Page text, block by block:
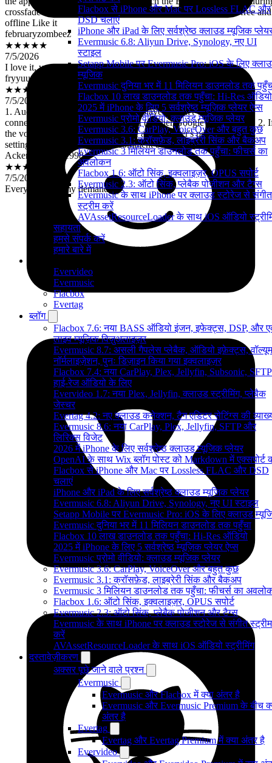
Flacbox से iPhone और Mac पर Lossless FLAC और
DSD चलाएं
iPhone और iPad के लिए सर्वश्रेष्ठ क्लाउड म्यूजिक
Evermusic 6.8: Aliyun Drive, Synology, नए UI
स्टाइल
Setapp Mobile पर Evermusic Pro: iOS के लिए
म्यूजिक
Evermusic दुनिया भर में 11 मिलियन डाउनलोड तक
Flacbox 10 लाख डाउनलोड तक पहुँचा: Hi-Res ऑडियो
2025 में iPhone के लिए 5 सर्वश्रेष्ठ म्यूज़िक प्लेयर ऐप्स
Evermusic प्रोमो वीडियो: क्लाउड म्यूजिक प्लेयर
Evermusic 3.6: CarPlay, VoiceOver और बहुत कुछ
Evermusic 3.1: क्रॉसफ़ेड, लाइब्रेरी सिंक और बैकअप
Evermusic 3 मिलियन डाउनलोड तक पहुँचा: फीचर्स का
अवलोकन
Flacbox 1.6: ऑटो सिंक, इक्वलाइज़र, OPUS सपोर्ट
Evermusic 2.3: ऑटो सिंक, प्लेबैक पोजीशन और टैग्स
Evermusic के साथ iPhone पर क्लाउड स्टोरेज से संगीत
स्ट्रीम करें
AVAssetResourceLoader के साथ iOS ऑडियो
सहायता
हमसे संपर्क करें
हमारे बारे में
Evervideo
Evermusic
Flacbox
Evertag
ब्लॉग
Flacbox 7.6: नया BASS ऑडियो इंजन, इफेक्ट्स, DSP, और
लाइव म्यूज़िक विज़ुअलाइज़र
Evermusic 8.7: असली गैपलेस प्लेबैक, ऑडियो इफ़ेक्ट्स, वॉल्यूम
नॉर्मलाइज़ेशन, पुनः डिज़ाइन किया गया इक्वलाइज़र
Flacbox 7.4: नया CarPlay, Plex, Jellyfin, Subsonic, SFTP
हाई-रेज ऑडियो के लिए
Evervideo 1.7: नया Plex, Jellyfin, क्लाउड स्ट्रीमिंग, प्लेबैक
जेस्चर
Evertag 4.2: नए क्लाउड कनेक्शन, टैग एडिटर सेटिंग्स की
Evermusic 8.6: नया CarPlay, Plex, Jellyfin, SFTP और
लिरिक्स विजेट
2026 में iPhone के लिए सर्वश्रेष्ठ क्लाउड म्यूजिक प्लेयर
OpenAI के साथ Wix ब्लॉग पोस्ट को Markdown में एक्सपोर्ट
Flacbox से iPhone और Mac पर Lossless FLAC और DSD
चलाएं
iPhone और iPad के लिए सर्वश्रेष्ठ क्लाउड म्यूजिक प्लेयर
Evermusic 6.8: Aliyun Drive, Synology, नए UI स्टाइल
Setapp Mobile पर Evermusic Pro: iOS के लिए क्लाउड
Evermusic दुनिया भर में 11 मिलियन डाउनलोड तक पहुँचा
Flacbox 10 लाख डाउनलोड तक पहुँचा: Hi-Res ऑडियो
2025 में iPhone के लिए 5 सर्वश्रेष्ठ म्यूज़िक प्लेयर ऐप्स
Evermusic प्रोमो वीडियो: क्लाउड म्यूजिक प्लेयर
Evermusic 3.6: CarPlay, VoiceOver और बहुत कुछ
Evermusic 3.1: क्रॉसफ़ेड, लाइब्रेरी सिंक और बैकअप
Evermusic 3 मिलियन डाउनलोड तक पहुँचा: फीचर्स का
Flacbox 1.6: ऑटो सिंक, इक्वलाइज़र, OPUS सपोर्ट
Evermusic 2.3: ऑटो सिंक, प्लेबैक पोजीशन और टैग्स
Evermusic के साथ iPhone पर क्लाउड स्टोरेज से संगीत स्ट्रीम
करें
AVAssetResourceLoader के साथ iOS ऑडियो स्ट्रीमिंग
दस्तावेज़ीकरण
अक्सर पूछे जाने वाले प्रश्न
Evermusic
Evermusic और Flacbox में क्या अंतर है
Evermusic और Evermusic Premium के बीच
अंतर है
Evertag
Evertag और Evertag Premium में क्या अंतर है
Evervideo
crossfade I would feel complete Thanks for the app is perfect free and
offline Like it
februaryzombeez
★★★★★
7/5/2026
I love it, very easy to use
fryyuuy
★★★★★
7/5/2026
1. Audio track caching in the audio player doesn't work when
connecting to cloud storage via API (neither Google nor Yandex). 2.
the volume slider is removed in the audio player's personalization
settings, the down arrow and comment button stop working.
Ackerman24121998
★★★★★
7/5/2026
Everything fits my demanđ